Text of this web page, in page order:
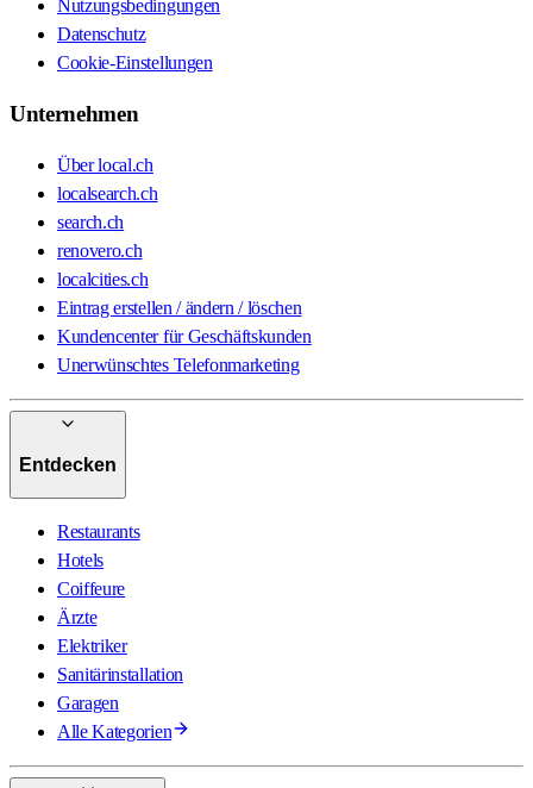
Nutzungsbedingungen
Datenschutz
Cookie-Einstellungen
Unternehmen
Über local.ch
localsearch.ch
search.ch
renovero.ch
localcities.ch
Eintrag erstellen / ändern / löschen
Kundencenter für Geschäftskunden
Unerwünschtes Telefonmarketing
Entdecken
Restaurants
Hotels
Coiffeure
Ärzte
Elektriker
Sanitärinstallation
Garagen
Alle Kategorien